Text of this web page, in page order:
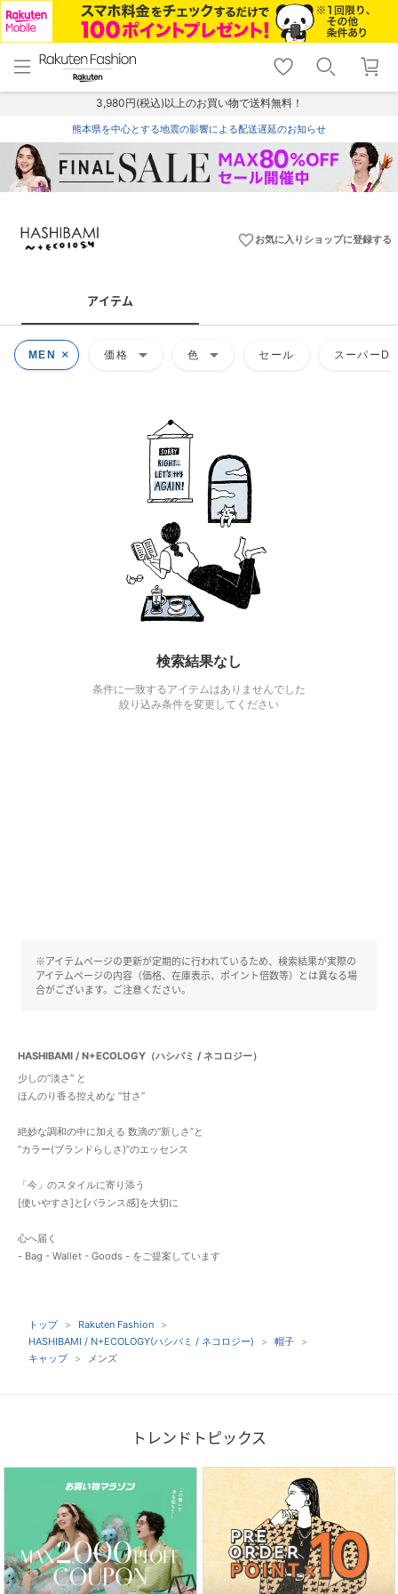
menu home
トップ
shopping_cart lock_outline
ログイン
3,980円(税込)以上のお買い物で送料無料！
熊本県を中心とする地震の影響による配送遅延のお知らせ
favorite_borderお気に入りショップに登録する
アイテム
MEN 価格 arrow_drop_down 色 arrow_drop_down セール スーパー
検索結果なし
条件に一致するアイテムはありませんでした
絞り込み条件を変更してください
※アイテムページの更新が定期的に行われているため、検索結果が実際の
アイテムページの内容（価格、在庫表示、ポイント倍数等）とは異なる場
合がございます。ご注意ください。
HASHIBAMI / N+ECOLOGY（ハシバミ / ネコロジー）
少しの”淡さ” と
ほんのり香る控えめな ”甘さ”
絶妙な調和の中に加える 数滴の”新しさ”と
”カラー(ブランドらしさ)”のエッセンス
「今」のスタイルに寄り添う
[使いやすさ]と[バランス感]を大切に
心へ届く
- Bag - Wallet - Goods - をご提案しています
トップ
Rakuten Fashion
HASHIBAMI / N+ECOLOGY(ハシバミ / ネコロジー)
帽子
キャップ
メンズ
トレンドトピックス